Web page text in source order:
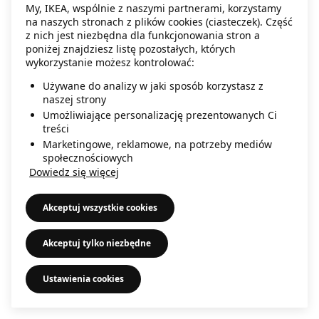
information).
My, IKEA, wspólnie z naszymi partnerami, korzystamy
na naszych stronach z plików cookies (ciasteczek). Część
z nich jest niezbędna dla funkcjonowania stron a
poniżej znajdziesz listę pozostałych, których
wykorzystanie możesz kontrolować:
Używane do analizy w jaki sposób korzystasz z
naszej strony
Umożliwiające personalizację prezentowanych Ci
treści
Marketingowe, reklamowe, na potrzeby mediów
społecznościowych
Dowiedz się więcej
Akceptuj wszystkie cookies
Akceptuj tylko niezbędne
Ustawienia cookies